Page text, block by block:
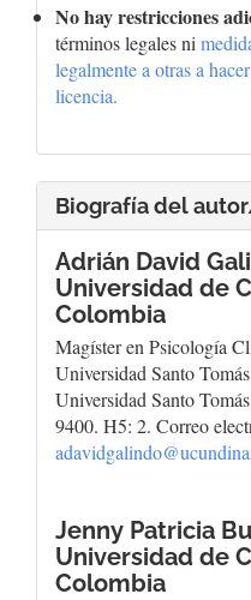
No hay restricciones
términos legales ni
legalmente a otras a
licencia.
Biografía del
Adrián David
Universidad de
Colombia
Magíster en Psicología
Universidad Santo
Universidad Santo
9400. H5: 2. Correo
Jenny Patricia
Universidad de
Colombia